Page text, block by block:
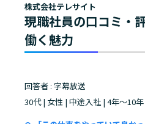
株式会社テレサイト
現職社員の口コミ・
働く魅力
回答者 : 字幕放送
30代 | 女性 | 中途入社 | 4年～10